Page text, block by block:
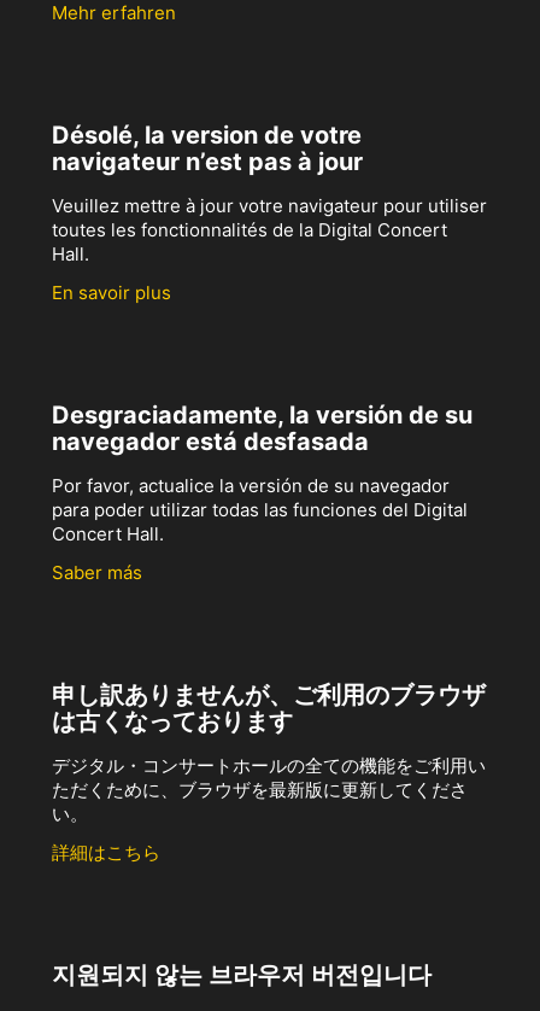
Mehr erfahren
Désolé, la version de votre
navigateur n’est pas à jour
Veuillez mettre à jour votre navigateur pour utiliser
toutes les fonctionnalités de la Digital Concert
Hall.
En savoir plus
Desgraciadamente, la versión de su
navegador está desfasada
Por favor, actualice la versión de su navegador
para poder utilizar todas las funciones del Digital
Concert Hall.
Saber más
申し訳ありませんが、ご利用のブラウザ
は古くなっております
デジタル・コンサートホールの全ての機能をご利用い
ただくために、ブラウザを最新版に更新してくださ
い。
詳細はこちら
지원되지 않는 브라우저 버전입니다